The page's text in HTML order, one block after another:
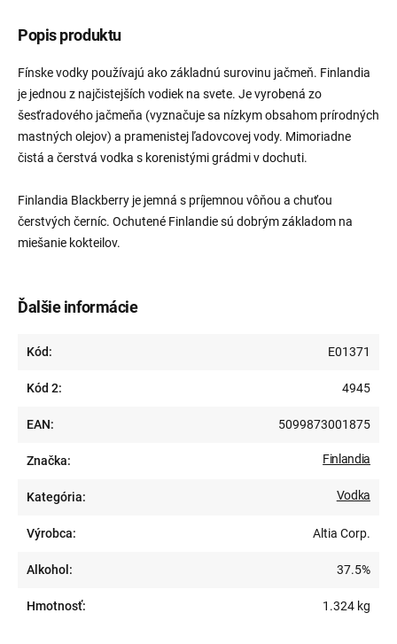
Ďalšie informácie
Kód: E01371
Kód 2: 4945
EAN: 5099873001875
Značka: Finlandia
Kategória: Vodka
Výrobca: Altia Corp.
Alkohol: 37.5%
Hmotnosť: 1.324 kg
Popis produktu
Fínske vodky používajú ako základnú surovinu jačmeň. Finlandia
je jednou z najčistejších vodiek na svete. Je vyrobená zo
šesťradového jačmeňa (vyznačuje sa nízkym obsahom prírodných
mastných olejov) a pramenistej ľadovcovej vody. Mimoriadne
čistá a čerstvá vodka s korenistými grádmi v dochuti.
Finlandia Blackberry je jemná s príjemnou vôňou a chuťou
čerstvých černíc. Ochutené Finlandie sú dobrým základom na
miešanie kokteilov.